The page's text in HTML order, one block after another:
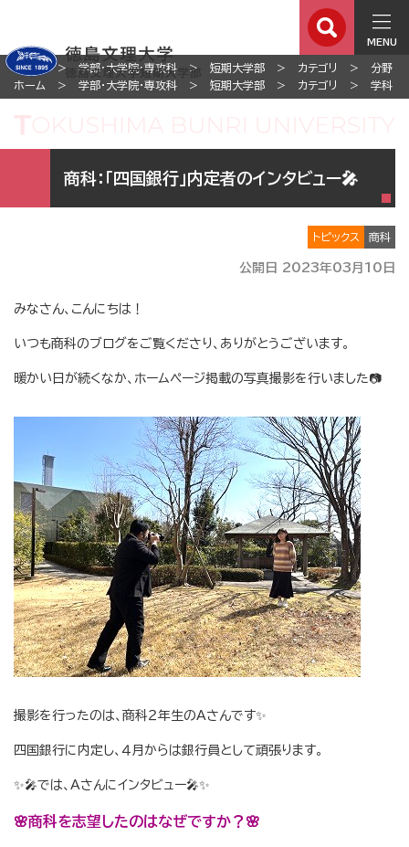
MENU
ホーム 学部・大学院・専攻科 短期大学部 カテゴリ
分野
ホーム
学部・大学院・専攻科 短期大学部 カテゴリ 学科
商科：「四国銀行」内定者のインタビュー🎤
トピックス 商科
公開日 2023年03月10日
みなさん、こんにちは！
いつも商科のブログをご覧くださり、ありがとうございます。
暖かい日が続くなか、ホームページ掲載の写真撮影を行いました📷
撮影を行ったのは、商科２年生のAさんです✨
四国銀行に内定し、４月からは銀行員として頑張ります。
✨🎤では、Aさんにインタビュー🎤✨
🌸商科を志望したのはなぜですか？🌸